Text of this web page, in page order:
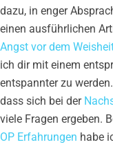
dazu, in enger
einen ausführlichen
Angst vor dem
ich dir mit einem
entspannter zu
dass sich bei der
viele Fragen ergeben.
OP Erfahrungen habe